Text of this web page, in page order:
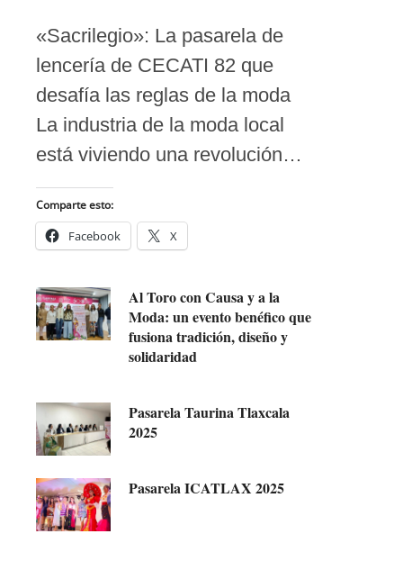
«Sacrilegio»: La pasarela de
lencería de CECATI 82 que
desafía las reglas de la moda
La industria de la moda local
está viviendo una revolución…
Comparte esto:
Facebook X
Al Toro con Causa y a la
Moda: un evento benéfico que
fusiona tradición, diseño y
solidaridad
Pasarela Taurina Tlaxcala
2025
Pasarela ICATLAX 2025